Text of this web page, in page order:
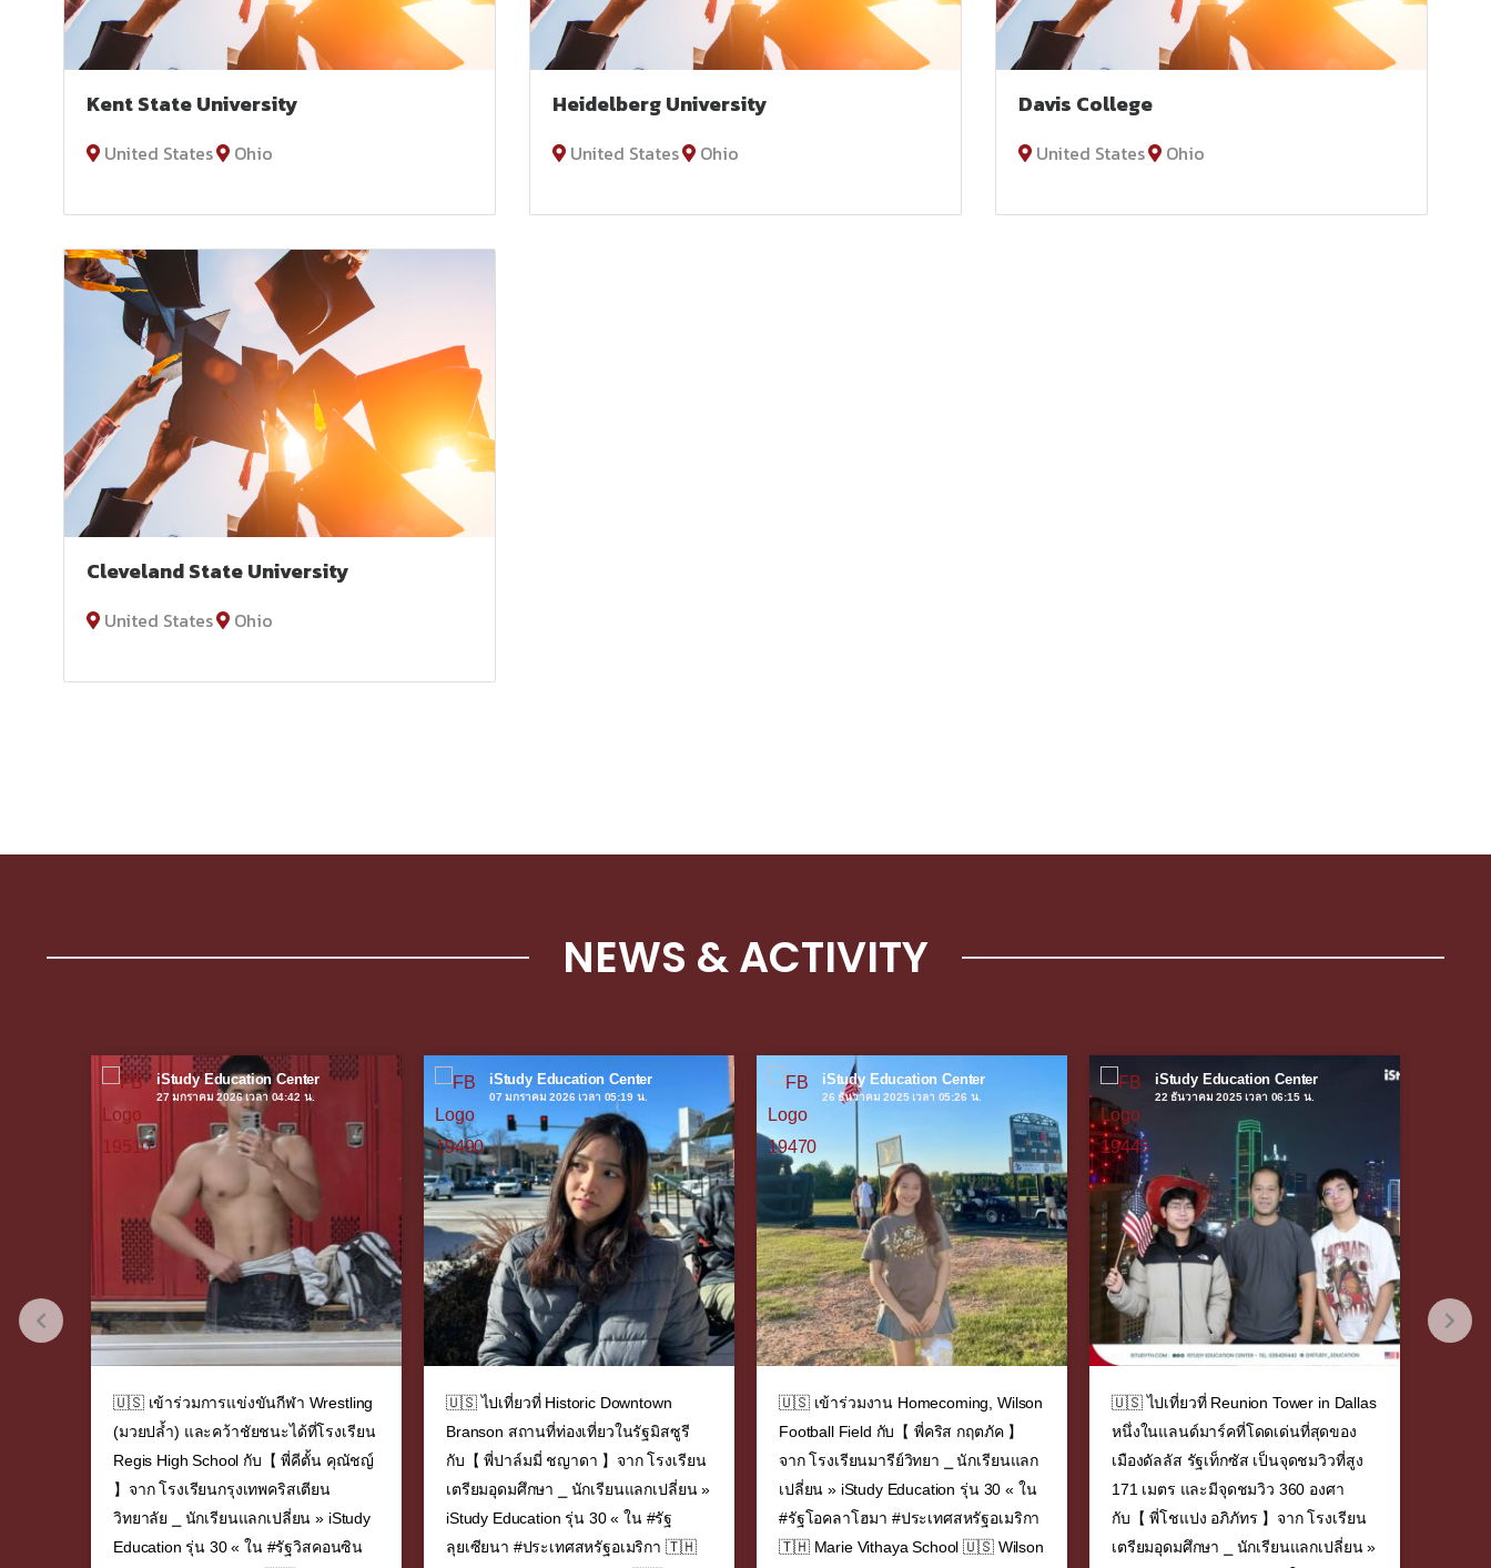
Kent State University
United States Ohio
Heidelberg University
United States Ohio
Davis College
United States Ohio
Cleveland State University
United States Ohio
NEWS & ACTIVITY
iStudy Education Center
27 มกราคม 2026 เวลา 04:42 น.
🇺🇸 เข้าร่วมการแข่งขันกีฬา Wrestling
(มวยปล้ำ) และคว้าชัยชนะได้ที่โรงเรียน
Regis High School กับ【 พี่คีตั้น คุณัชญ์
】จาก โรงเรียนกรุงเทพคริสเตียน
วิทยาลัย ⎯ นักเรียนแลกเปลี่ยน » iStudy
Education รุ่น 30 « ใน #รัฐวิสคอนซิน
iStudy Education Center
07 มกราคม 2026 เวลา 05:19 น.
🇺🇸 ไปเที่ยวที่ Historic Downtown
Branson สถานที่ท่องเที่ยวในรัฐมิสซูรี
กับ【 พี่ปาล์มมี่ ชญาดา 】จาก โรงเรียน
เตรียมอุดมศึกษา ⎯ นักเรียนแลกเปลี่ยน »
iStudy Education รุ่น 30 « ใน #รัฐ
ลุยเซียนา #ประเทศสหรัฐอเมริกา 🇹🇭
iStudy Education Center
26 ธันวาคม 2025 เวลา 05:26 น.
🇺🇸 เข้าร่วมงาน Homecoming, Wilson
Football Field กับ【 พี่คริส กฤตภัค 】
จาก โรงเรียนมารีย์วิทยา ⎯ นักเรียนแลก
เปลี่ยน » iStudy Education รุ่น 30 « ใน
#รัฐโอคลาโฮมา #ประเทศสหรัฐอเมริกา
🇹🇭 Marie Vithaya School 🇺🇸 Wilson
iStudy Education Center
22 ธันวาคม 2025 เวลา 06:15 น.
🇺🇸 ไปเที่ยวที่ Reunion Tower in Dallas
หนึ่งในแลนด์มาร์คที่โดดเด่นที่สุดของ
เมืองดัลลัส รัฐเท็กซัส เป็นจุดชมวิวที่สูง
171 เมตร และมีจุดชมวิว 360 องศา
กับ【 พี่โชแปง อภิภัทร 】จาก โรงเรียน
เตรียมอุดมศึกษา ⎯ นักเรียนแลกเปลี่ยน »